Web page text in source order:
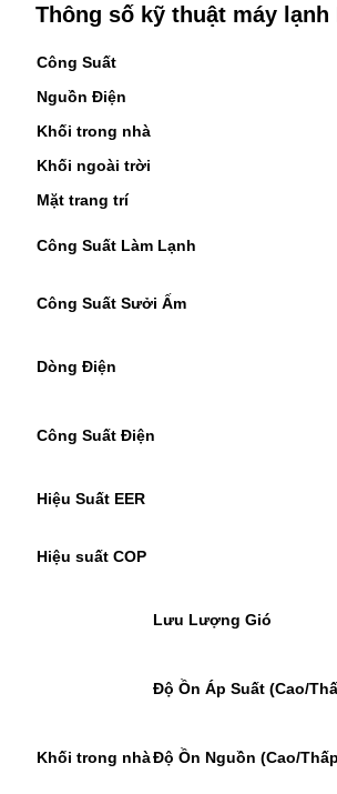
Thông số kỹ thuật máy lạnh
Công Suất
Nguồn Điện
Khối trong nhà
Khối ngoài trời
Mặt trang trí
Công Suất Làm Lạnh
Công Suất Sưởi Ấm
Dòng Điện
Công Suất Điện
Hiệu Suất EER
Hiệu suất COP
Khối trong nhà
Lưu Lượng Gió
Độ Ồn Áp Suất (Cao/
Độ Ồn Nguồn (Cao/